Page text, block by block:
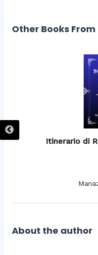
Other Books
Itinerario di
About the author